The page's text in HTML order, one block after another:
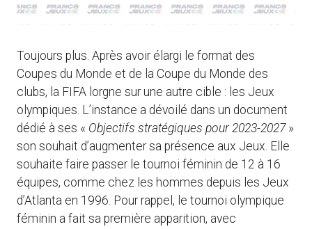
Toujours plus. Après avoir élargi le format des
Coupes du Monde et de la Coupe du Monde des
clubs, la FIFA lorgne sur une autre cible : les Jeux
olympiques. L’instance a dévoilé dans un document
dédié à ses « Objectifs stratégiques pour 2023-2027»
son souhait d’augmenter sa présence aux Jeux. Elle
souhaite faire passer le tournoi féminin de 12 à 16
équipes, comme chez les hommes depuis les Jeux
d’Atlanta en 1996. Pour rappel, le tournoi olympique
féminin a fait sa première apparition, avec